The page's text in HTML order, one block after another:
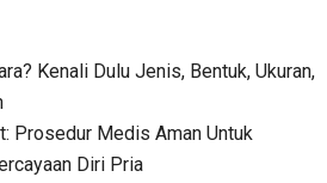
Kenali Dulu Jenis, Bentuk, Ukuran,
Prosedur Medis Aman Untuk
Diri Pria